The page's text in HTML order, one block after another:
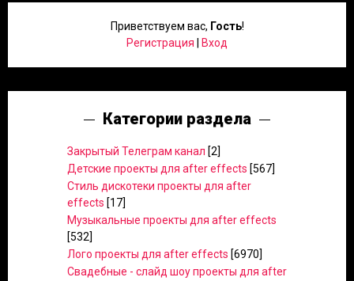
Приветствуем вас, Гость!
Регистрация
Вход
Категории раздела
Закрытый Телеграм канал [2]
Детские проекты для after effects [567]
Стиль дискотеки проекты для after
effects [17]
Музыкальные проекты для after effects
[532]
Лого проекты для after effects [6970]
Свадебные - слайд шоу проекты для after